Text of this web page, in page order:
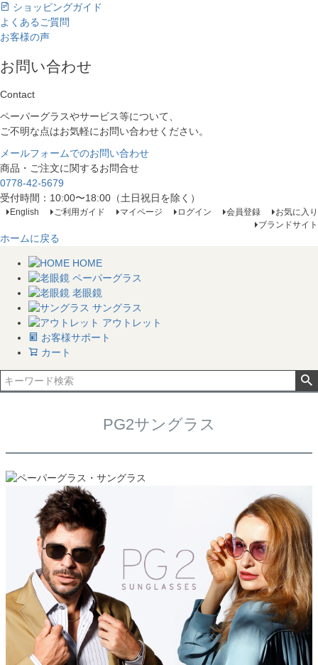
ショッピングガイド
よくあるご質問
お客様の声
お問い合わせ
Contact
ペーパーグラスやサービス等について、
ご不明な点はお気軽にお問い合わせください。
メールフォームでのお問い合わせ
商品・ご注文に関するお問合せ
0778-42-5679
受付時間：10:00〜18:00（土日祝日を除く）
English ご利用ガイド マイページ ログイン 会員登録
お気に入り
ブランドサイト
ホームに戻る
HOME
ペーパーグラス
老眼鏡
サングラス
アウトレット
お客様サポート
カート
PG2サングラス